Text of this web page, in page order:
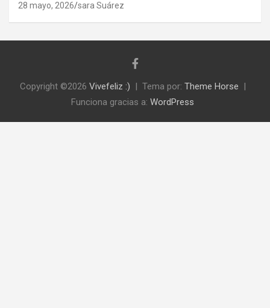
28 mayo, 2026 sara Suárez
Copyright ©2026 Vivefeliz :) Tema por: Theme Horse
Funciona gracias a: WordPress